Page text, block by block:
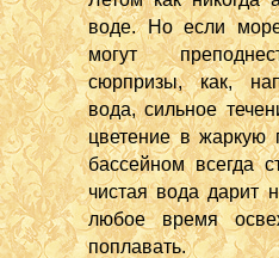
воде. Но если
могут
сюрпризы, как,
вода, сильное
цветение в жаркую
бассейном всегда
чистая вода дарит
любое время
поплавать.